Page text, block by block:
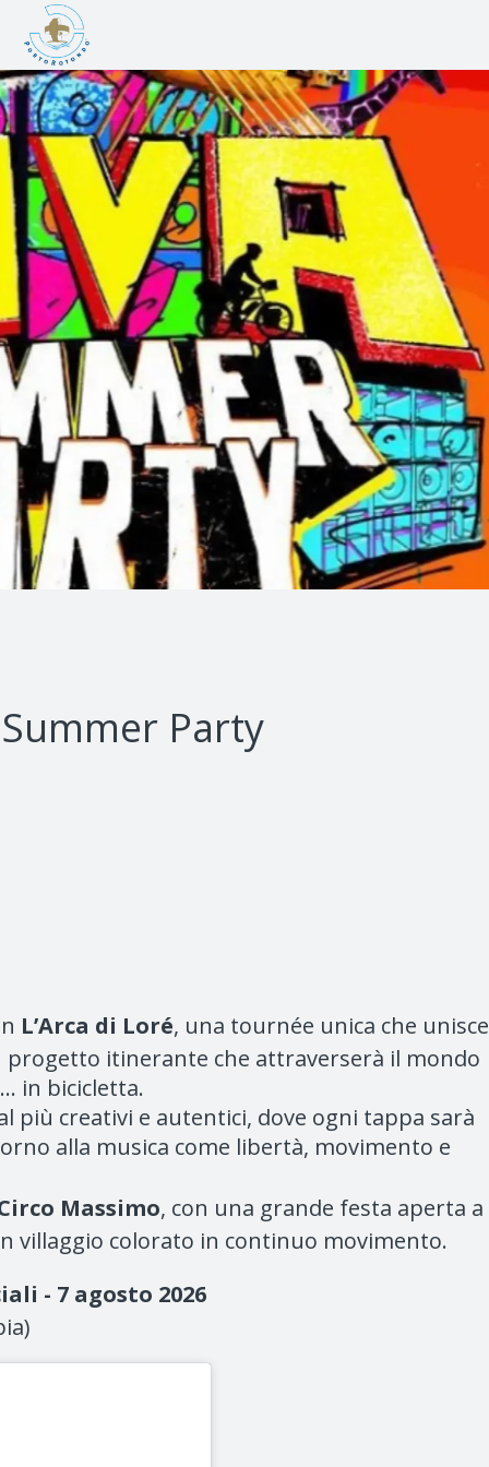
Party
L’Arca di Loré, una tournée unica che unisce
progetto itinerante che attraverserà il mondo
in bicicletta.
più creativi e autentici, dove ogni tappa sarà
alla musica come libertà, movimento e
Massimo, con una grande festa aperta a
villaggio colorato in continuo movimento.
- 7 agosto 2026